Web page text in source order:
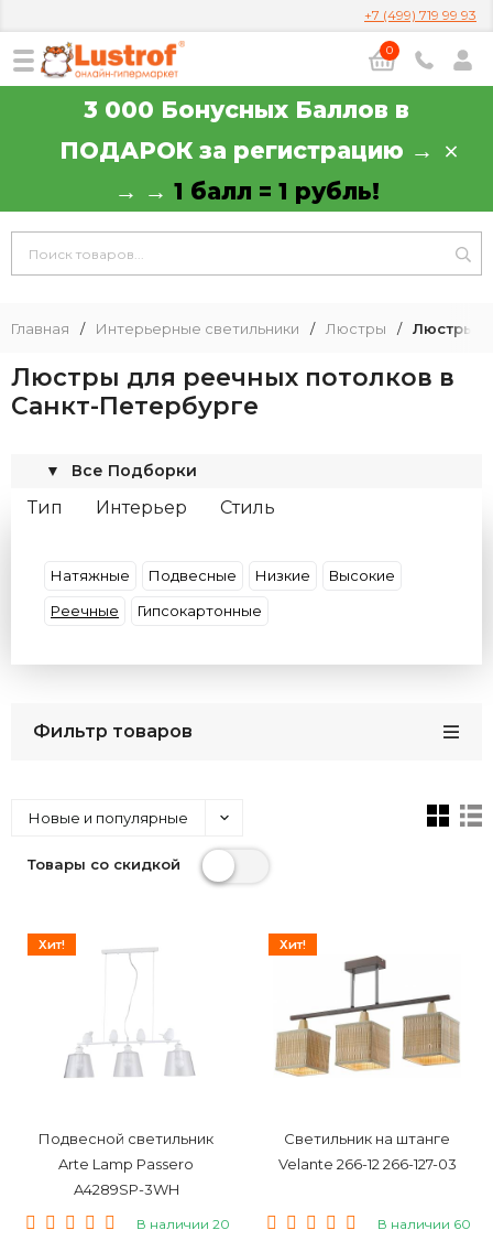
+7 (499) 719 99 93
0
3 000 Бонусных Баллов в
ПОДАРОК за регистрацию →
→ → 1 балл = 1 рубль!
Главная / Интерьерные светильники / Люстры / Люстры
Люстры для реечных потолков в
Санкт-Петербурге
Все Подборки
▼
Тип Интерьер
Стиль
Форма
Декор Цвет плафона
Умные
Цвет арматуры
Потолки
Натяжные Подвесные Низкие
Высокие
Реечные
Гипсокартонные
Фильтр товаров
Новые и популярные
Товары со скидкой
Хит!
Подвесной светильник
Arte Lamp Passero
A4289SP-3WH
В наличии 20
Хит!
Светильник на штанге
Velante 266-12 266-127-03
В наличии 60